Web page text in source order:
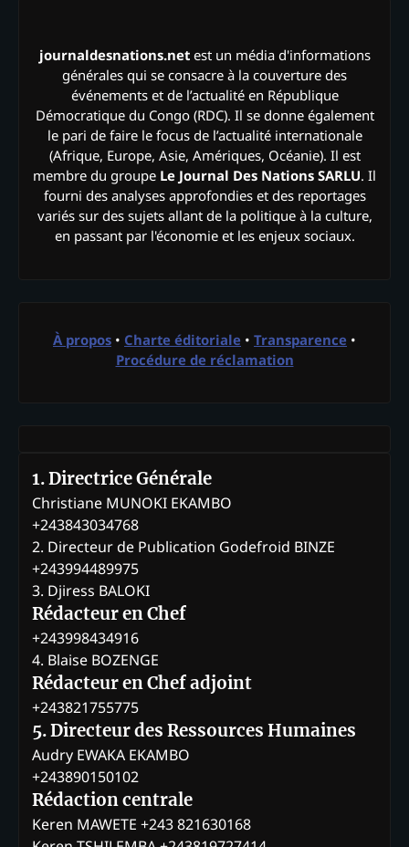
journaldesnations.netest un média d'informations
générales qui se consacre à la couverture des
événements et de l’actualité en République
Démocratique du Congo (RDC). Il se donne également
le pari de faire le focus de l’actualité internationale
(Afrique, Europe, Asie, Amériques, Océanie). Il est
membre du groupe Le Journal Des Nations SARLU. Il
fourni des analyses approfondies et des reportages
variés sur des sujets allant de la politique à la culture,
en passant par l'économie et les enjeux sociaux.
À propos • Charte éditoriale • Transparence •
Procédure de réclamation
1. Directrice Générale
Christiane MUNOKI EKAMBO
+243843034768
2. Directeur de Publication Godefroid BINZE
+243994489975
3. Djiress BALOKI
Rédacteur en Chef
+243998434916
4. Blaise BOZENGE
Rédacteur en Chef adjoint
+243821755775
5. Directeur des Ressources Humaines
Audry EWAKA EKAMBO
+243890150102
Rédaction centrale
Keren MAWETE +243 821630168